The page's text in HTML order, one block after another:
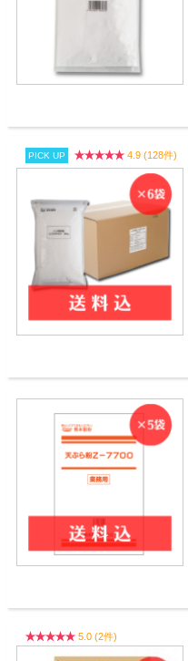
PICK UP
4.9 (128件)
5.0 (2件)